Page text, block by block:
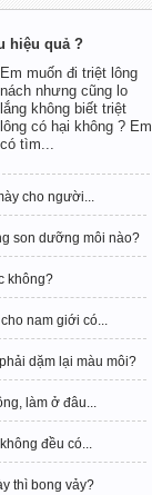
hiệu quả ?
Em muốn đi triệt lông
nách nhưng cũng lo
lắng không biết triệt
lông có hại không ? Em
có tìm...
cho người...
son dưỡng môi nào?
không?
nam giới có...
dặm lại màu môi?
làm ở đâu...
đều có...
thì bong vảy?